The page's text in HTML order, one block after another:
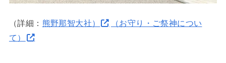
（詳細： 熊野那智大社）
（お守り・ご祭神につい
て）